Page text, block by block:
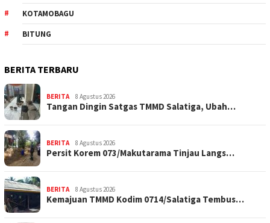
KOTAMOBAGU
BITUNG
BERITA TERBARU
BERITA 8 Agustus 2026
Tangan Dingin Satgas TMMD Salatiga, Ubah…
BERITA 8 Agustus 2026
Persit Korem 073/Makutarama Tinjau Langs…
BERITA 8 Agustus 2026
Kemajuan TMMD Kodim 0714/Salatiga Tembus…